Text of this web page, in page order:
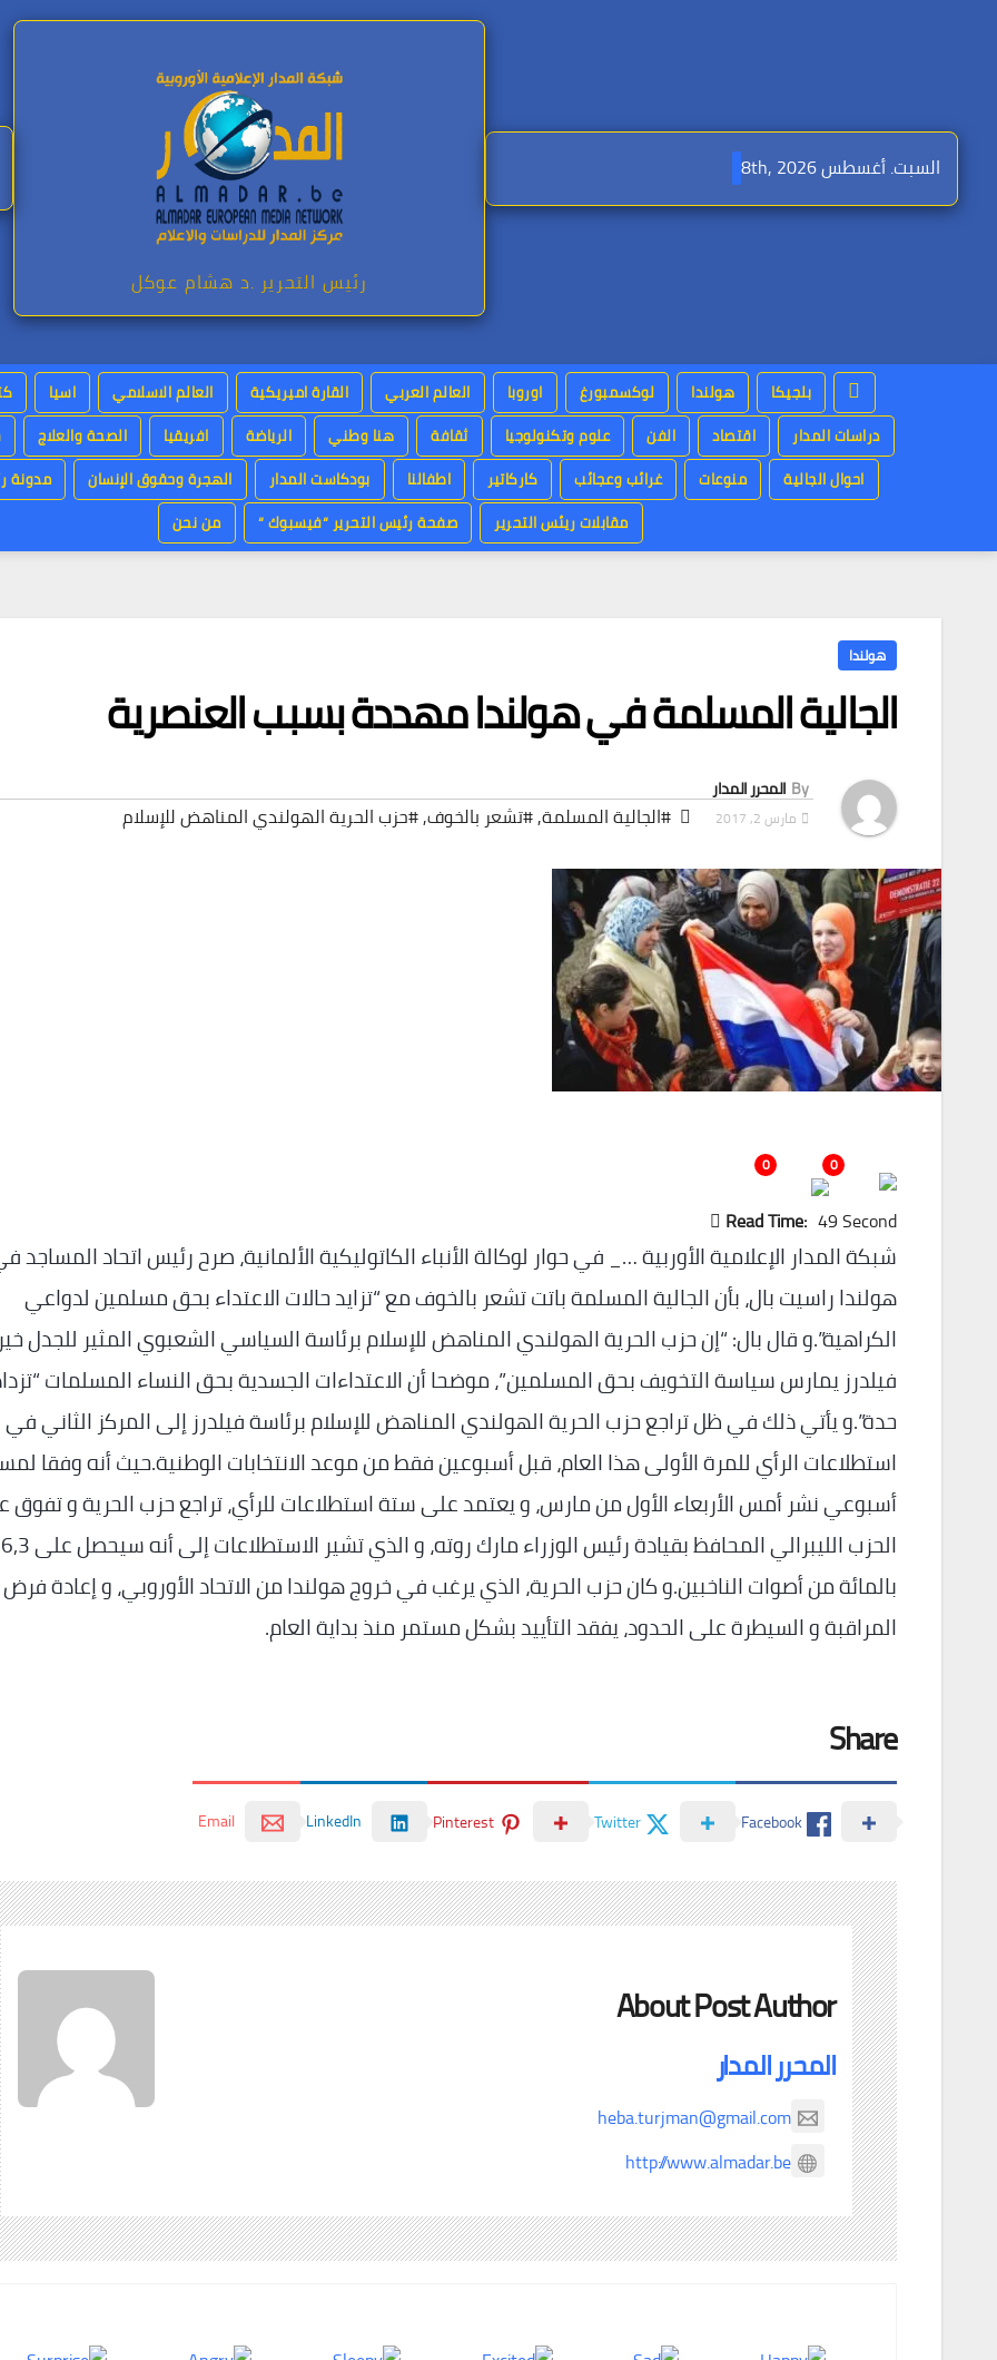
السبت. أغسطس 8th, 2026
رئيس التحرير .د هشام عوكل
بلجيكا هولندا لوكسمبورغ اوروبا العالم العربي القارة اميريكية العالم الاسلامي اسيا
دراسات المدار
اقتصاد الفن علوم وتكنولوجيا ثقافة هنا وطني الرياضة افريقيا الصحة والعلاج
احوال الجالية
منوعات غرائب وعجائب كاركاتير اطفالنا بودكاست المدار الهجرة وحقوق الإنسان
مدونة
مقابلات ريئس التحرير
صفحة رئيس التحرير “فيسبوك “ من نحن
هولندا
الجالية المسلمة في هولندا مهددة بسبب العنصرية
By المحرر المدار
مارس 2, 2017 #الجالية المسلمة,#تشعر بالخوف,#حزب الحرية الهولندي المناهض للإسلام
0
0
Read Time: 49 Second
شبكة المدار الإعلامية الأوربية …_ في حوار لوكالة الأنباء الكاتوليكية الألمانية، صرح رئيس اتحاد المساجد
هولندا راسيت بال، بأن الجالية المسلمة باتت تشعر بالخوف مع “تزايد حالات الاعتداء بحق مسلمين لدواعي
الكراهية”.و قال بال: “إن حزب الحرية الهولندي المناهض للإسلام برئاسة السياسي الشعبوي المثير للجدل
فيلدرز يمارس سياسة التخويف بحق المسلمين”، موضحا أن الاعتداءات الجسدية بحق النساء المسلمات
حدة”.و يأتي ذلك في ظل تراجع حزب الحرية الهولندي المناهض للإسلام برئاسة فيلدرز إلى المركز الثاني في
استطلاعات الرأي للمرة الأولى هذا العام، قبل أسبوعين فقط من موعد الانتخابات الوطنية.حيث أنه وفقا
أسبوعي نشر أمس الأربعاء الأول من مارس، و يعتمد على ستة استطلاعات للرأي، تراجع حزب الحرية و تفوق
الحزب الليبرالي المحافظ بقيادة رئيس الوزراء مارك روته، و
بالمائة من أصوات الناخبين.و كان حزب الحرية، الذي يرغب في خروج هولندا من الاتحاد الأوروبي، و إعادة فرض
المراقبة و السيطرة على الحدود، يفقد التأييد بشكل مستمر منذ بداية العام.
Share
Facebook
Twitter
Pinterest
LinkedIn
Email
About Post Author
المحرر المدار
heba.turjman@gmail.com
http://www.almadar.be